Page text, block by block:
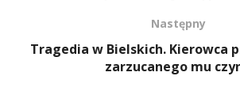
Następny
Tragedia w Bielskich. Kierowca
zarzucanego mu